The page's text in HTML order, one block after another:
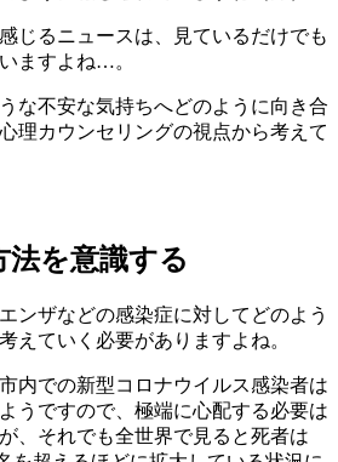
じるニュースは、見ているだけでも
ますよね…。
な不安な気持ちへどのように向き合
理カウンセリングの視点から考えて
を意識する
ンザなどの感染症に対してどのよう
えていく必要がありますよね。
内での新型コロナウイルス感染者は
うですので、極端に心配する必要は
、それでも全世界で見ると死者は